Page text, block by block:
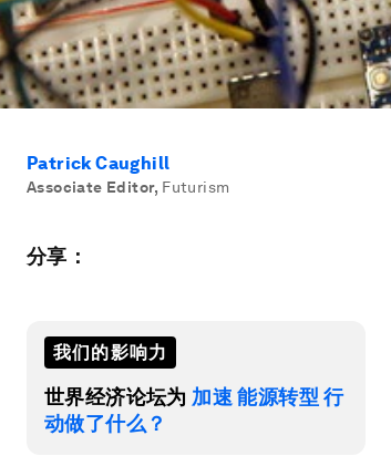
Patrick Caughill
Associate Editor, Futurism
分享：
我们的影响力
世界经济论坛为 加速 能源转型 行
动做了什么？